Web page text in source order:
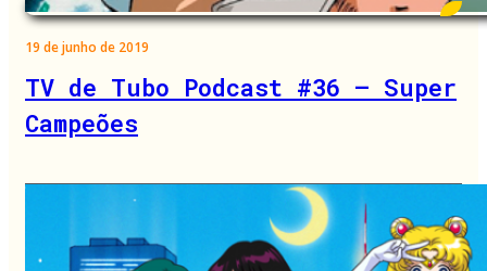
19 de junho de 2019
TV de Tubo Podcast #36 – Super
Campeões